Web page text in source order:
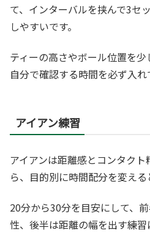
て、インターバルを挟んで3セ
しやすいです。
ティーの高さやボール位置を
自分で確認する時間を必ず入れ
アイアン練習
アイアンは距離感とコンタク
ら、目的別に時間配分を変える
20分から30分を目安にして、
性、後半は距離の幅を出す練習